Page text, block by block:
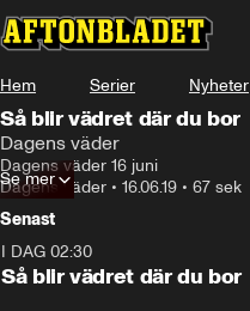
Hem Serier Nyheter
Så blir vädret där du bor
Dagens väder
Dagens väder 16 juni
Dagens väder • 16.06.19 • 67 sek
Se mer
Senast
I DAG 02:30
Så blir vädret där du bor